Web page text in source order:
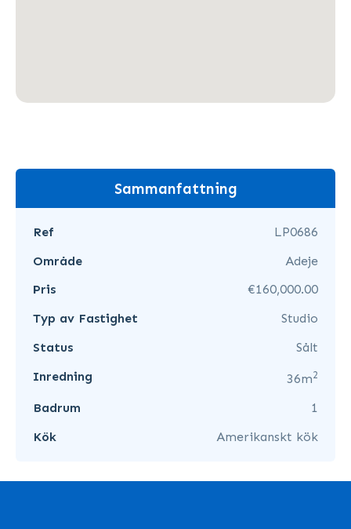
Sammanfattning
Ref
LP0686
Område
Adeje
Pris
€160,000.00
Typ av Fastighet
Studio
Status
Sålt
Inredning
36m2
Badrum
1
Kök
Amerikanskt kök